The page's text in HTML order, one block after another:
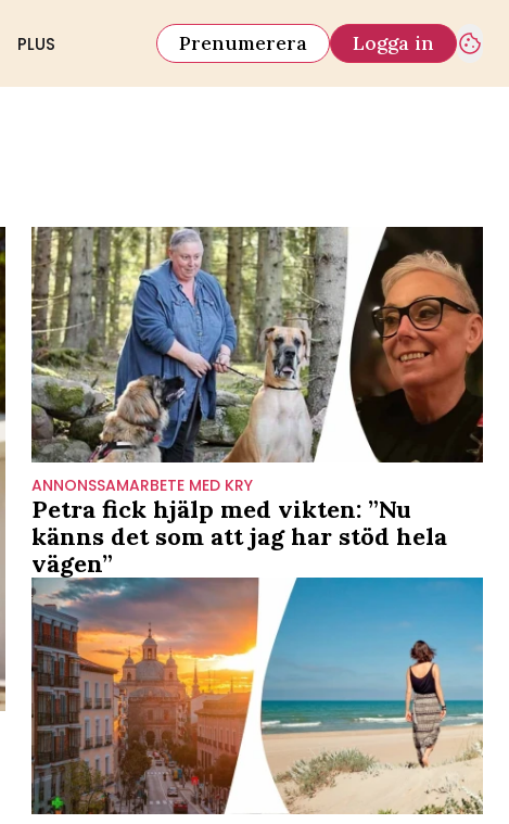
PLUS Prenumerera Logga in
ANNONSSAMARBETE MED KRY
Petra fick hjälp med vikten: ”Nu
känns det som att jag har stöd hela
vägen”